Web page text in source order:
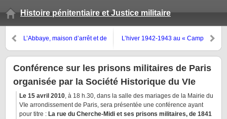
Histoire pénitentiaire et Justice militaire
L’Abbaye, maison d’arrêt et de
Germain-des-Prés
L’hiver 1942-1943 au « Camp
Conférence sur les prisons militaires de Paris
organisée par la Société Historique du VIe
Le 15 avril 2010, à 18 h.30, dans la salle des mariages de la Mairie du
VIe arrondissement de Paris, sera présentée une conférence ayant
pour titre : La rue du Cherche-Midi et ses prisons militaires, de 1841